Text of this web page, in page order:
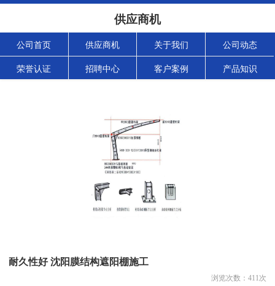
供应商机
公司首页 供应商机 关于我们 公司动态
荣誉认证 招聘中心 客户案例 产品知识
耐久性好 沈阳膜结构遮阳棚施工
浏览次数： 411次